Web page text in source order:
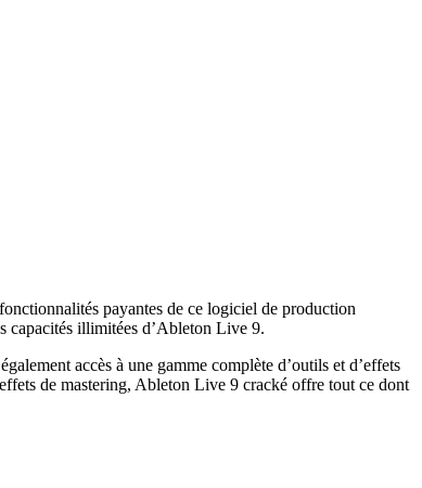
payantes de ce logiciel de production
capacités illimitées d’Ableton Live 9.
accès à une gamme complète d’outils et d’effets
de mastering, Ableton Live 9 cracké offre tout ce dont